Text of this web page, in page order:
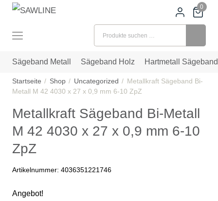
0
Sägeband Metall Sägeband Holz Hartmetall Sägeband
Startseite Shop Uncategorized
Metallkraft Sägeband Bi-
Metall M 42 4030 x 27 x 0,9 mm 6-10 ZpZ
Metallkraft Sägeband Bi-Metall
M 42 4030 x 27 x 0,9 mm 6-10
ZpZ
Artikelnummer: 4036351221746
Angebot!